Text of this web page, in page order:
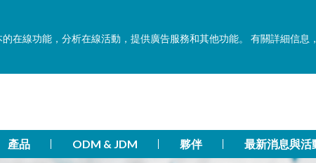
在線功能，分析在線活動，提供廣告服務和其他功能。 有關詳細信息
產品 ODM & JDM 夥伴 最新消息與活